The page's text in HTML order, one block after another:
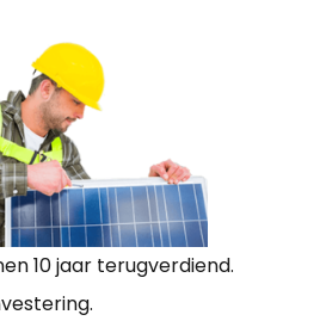
10 jaar terugverdiend.